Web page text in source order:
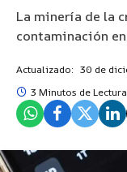
La minería de la
contaminación
Actualizado: 30 de
3 Minutos de Lectura